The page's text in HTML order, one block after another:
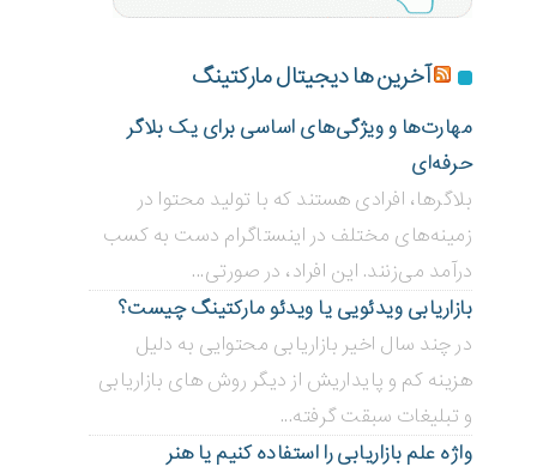
آخرین ها دیجیتال مارکتینگ
مهارت‌ها و ویژگی‌های اساسی برای یک بلاگر
حرفه‌ای
بلاگر‌ها، افرادی هستند که با تولید محتوا در
زمینه‌های مختلف در اینستاگرام دست به کسب
درآمد می‌زنند. این افراد، در صورتی...
بازاریابی ویدئویی ‌یا ویدئو مارکتینگ چیست؟
در چند سال اخیر بازاریابی محتوایی به دلیل
هزینه کم و پایداریش از دیگر روش های بازاریابی
و تبلیغات سبقت گرفته...
واژه علم بازاریابی را استفاده کنیم یا هنر